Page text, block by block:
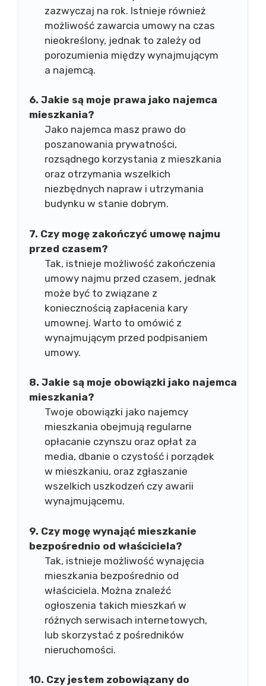
zazwyczaj na rok. Istnieje również
możliwość zawarcia umowy na czas
nieokreślony, jednak to zależy od
porozumienia między wynajmującym
a najemcą.
6. Jakie są moje prawa jako najemca
mieszkania?
Jako najemca masz prawo do
poszanowania prywatności,
rozsądnego korzystania z mieszkania
oraz otrzymania wszelkich
niezbędnych napraw i utrzymania
budynku w stanie dobrym.
7. Czy mogę zakończyć umowę najmu
przed czasem?
Tak, istnieje możliwość zakończenia
umowy najmu przed czasem, jednak
może być to związane z
koniecznością zapłacenia kary
umownej. Warto to omówić z
wynajmującym przed podpisaniem
umowy.
8. Jakie są moje obowiązki jako najemca
mieszkania?
Twoje obowiązki jako najemcy
mieszkania obejmują regularne
opłacanie czynszu oraz opłat za
media, dbanie o czystość i porządek
w mieszkaniu, oraz zgłaszanie
wszelkich uszkodzeń czy awarii
wynajmującemu.
9. Czy mogę wynająć mieszkanie
bezpośrednio od właściciela?
Tak, istnieje możliwość wynajęcia
mieszkania bezpośrednio od
właściciela. Można znaleźć
ogłoszenia takich mieszkań w
różnych serwisach internetowych,
lub skorzystać z pośredników
nieruchomości.
10. Czy jestem zobowiązany do